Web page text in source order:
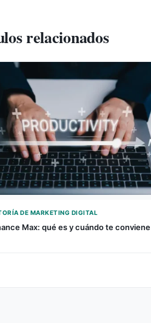
relacionados
DE MARKETING DIGITAL
Max: qué es y cuándo te conviene